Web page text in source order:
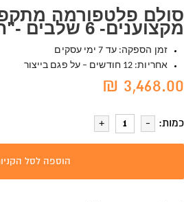
סולם פלטפורמה
מקצוענים- 6 שלבים -"חגית"
זמן הספקה: עד 7 ימי עסקים
אחריות: 12 חודשים – על פגם בייצור
3,468.00 ₪
כמות:
הוספה לסל